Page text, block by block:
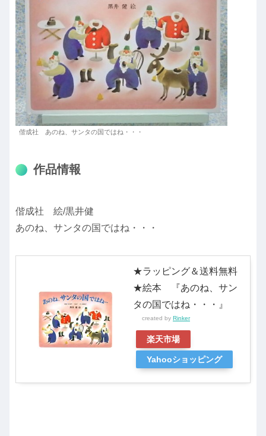
偕成社 あのね、サンタの国ではね・・・
作品情報
偕成社 絵/黒井健
あのね、サンタの国ではね・・・
★ラッピング＆送料無料
★絵本 『あのね、サン
タの国ではね・・・』
created by Rinker
楽天市場
Yahooショッピング